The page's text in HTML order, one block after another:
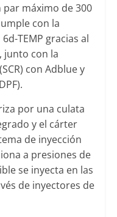
máximo de 300
con la
TEMP gracias al
junto con la
con Adblue y
por una culata
y el cárter
de inyección
a presiones de
se inyecta en las
de inyectores de